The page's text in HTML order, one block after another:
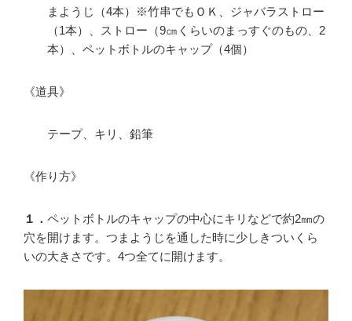
まようじ（4本）※竹串でもＯＫ、ジャバラストロー
（1本）、ストロー（9㎝くらいのまっすぐのもの、2
本）、ペットボトルのキャップ（4個）
《道具》
テープ、キリ、鉛筆
《作り方》
１． ペットボトルのキャップの中心にキリなどで約2㎜の
穴を開けます。つまようじを通した時に少しきついくら
いの大きさです。4つ全てに開けます。